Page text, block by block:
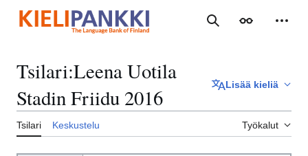
sisältöön
Haku Ulkoasu
Tsilari:Leena Uotila
Stadin Friidu 2016
Lisää kieliä
Tsilari Keskustelu Työkalut